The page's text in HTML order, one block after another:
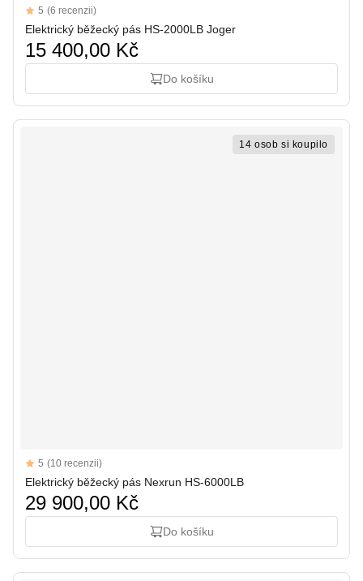
Reviews
5 out of 5 stars
5 (6 recenzii)
Elektrický běžecký pás HS-2000LB Joger
15 400,00 Kč
Do košíku
14 osob si koupilo
Reviews
5 out of 5 stars
5 (10 recenzii)
Elektrický běžecký pás Nexrun HS-6000LB
29 900,00 Kč
Do košíku